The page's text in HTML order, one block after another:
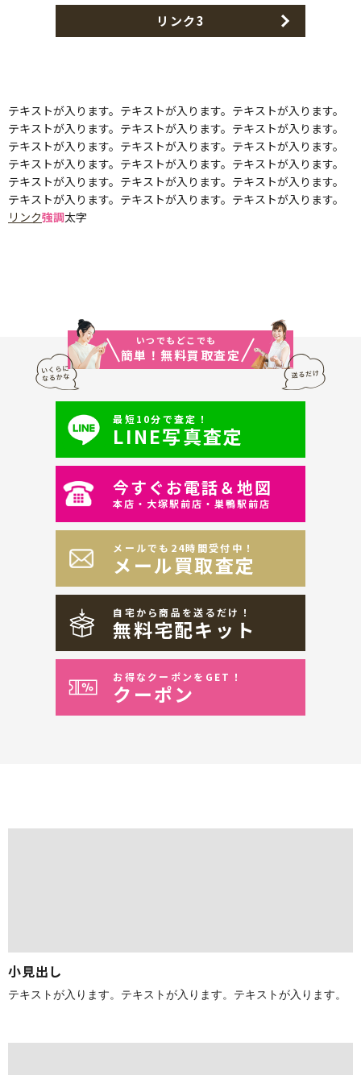
リンク3
テキストが入ります。テキストが入ります。テキストが入ります。
テキストが入ります。テキストが入ります。テキストが入ります。
テキストが入ります。テキストが入ります。テキストが入ります。
テキストが入ります。テキストが入ります。テキストが入ります。
テキストが入ります。テキストが入ります。テキストが入ります。
テキストが入ります。テキストが入ります。テキストが入ります。
リンク強調太字
いつでもどこでも
簡単！無料買取査定
最短10分で査定！
LINE写真査定
今すぐお電話＆地図
本店・大塚駅前店・巣鴨駅前店
メールでも24時間受付中！
メール買取査定
自宅から商品を送るだけ！
無料宅配キット
お得なクーポンをGET！
クーポン
小見出し
テキストが入ります。テキストが入ります。テキストが入ります。